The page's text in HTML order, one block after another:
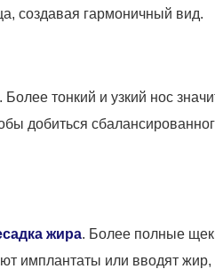
создавая гармоничный вид.
тонкий и узкий нос
добиться
жира. Более полные
имплантаты или вводят